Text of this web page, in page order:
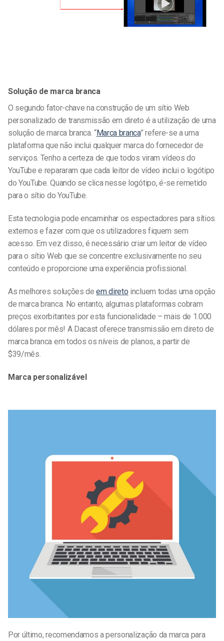
Solução de marca branca
O segundo fator-chave na construção de um sítio Web
personalizado de transmissão em direto é a utilização de uma
solução de marca branca. “Marca branca” refere-se a uma
plataforma que não inclui qualquer marca do fornecedor de
serviços. Tenho a certeza de que todos viram vídeos do
YouTube e repararam que cada leitor de vídeo inclui o logótipo
do YouTube. Quando se clica nesse logótipo, é-se remetido
para o sítio do YouTube.
Esta tecnologia pode encaminhar os espectadores para sítios
externos e fazer com que os utilizadores fiquem sem
acesso. Em vez disso, é necessário criar um leitor de vídeo
para o sítio Web que se concentre exclusivamente no seu
conteúdo e proporcione uma experiência profissional.
As melhores soluções deem direto incluem todas uma opção
de marca branca. No entanto, algumas plataformas cobram
preços exorbitantes por esta funcionalidade – mais de 1.000
dólares por mês! A Dacast oferece transmissão em direto de
marca branca em todos os níveis de planos, a partir de
$39/mês.
Marca personalizável
Por último, recomendamos a personalização da marca para